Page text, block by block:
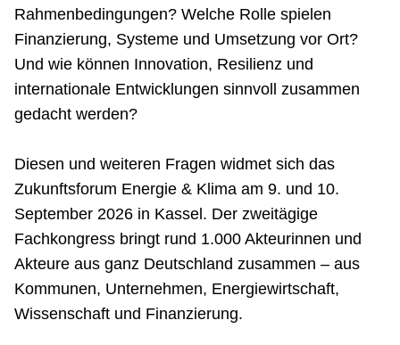
Rahmenbedingungen? Welche Rolle spielen
Finanzierung, Systeme und Umsetzung vor Ort?
Und wie können Innovation, Resilienz und
internationale Entwicklungen sinnvoll zusammen
gedacht werden?
Diesen und weiteren Fragen widmet sich das
Zukunftsforum Energie & Klima am 9. und 10.
September 2026 in Kassel. Der zweitägige
Fachkongress bringt rund 1.000 Akteurinnen und
Akteure aus ganz Deutschland zusammen – aus
Kommunen, Unternehmen, Energiewirtschaft,
Wissenschaft und Finanzierung.